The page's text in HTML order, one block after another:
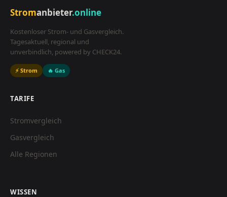
Stromanbieter.online
Kostenloser Strom- und Gasvergleich.
Tagesaktuell, regional und
unverbindlich, powered by CHECK24.
⚡ Strom 🔥 Gas
TARIFE
Stromvergleich
Gasvergleich
Alle Regionen
WISSEN